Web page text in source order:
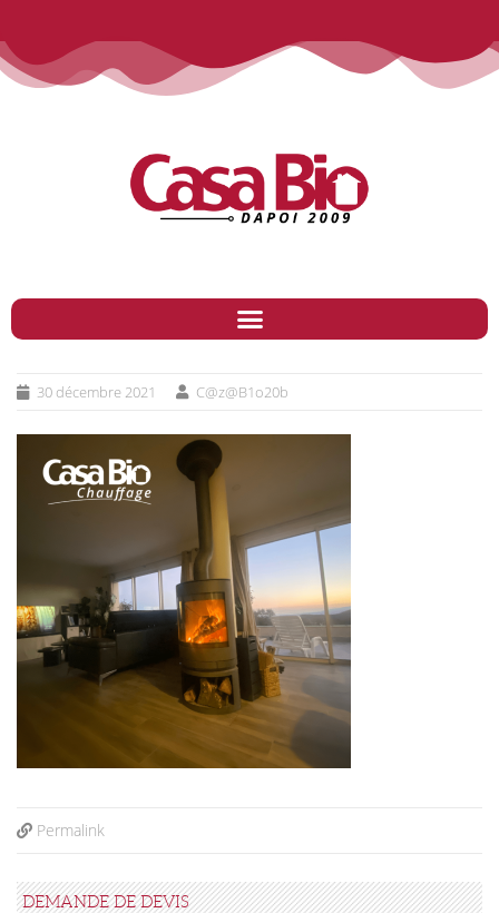
30 décembre 2021 C@z@B1o20b
Permalink
DEMANDE DE DEVIS